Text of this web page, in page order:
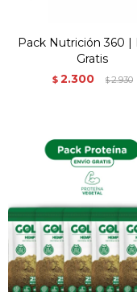
Pack Nutrición 360 |
Gratis
$ 2.300 $2.930